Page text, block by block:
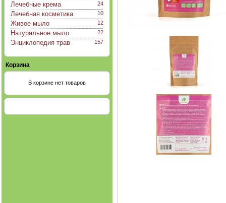
24
Лечебные крема
10
Лечебная косметика
12
Живое мыло
22
Натуральное мыло
157
Энциклопедия трав
Корзина
В корзине нет товаров